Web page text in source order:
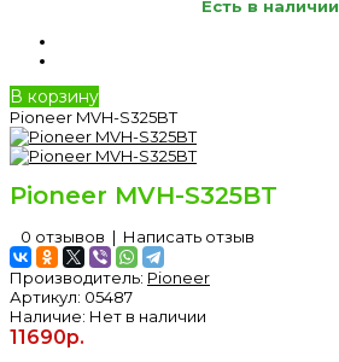
Есть в наличии
В корзину
Pioneer MVH-S325BT
Pioneer MVH-S325BT
0 отзывов | Написать отзыв
Производитель: Pioneer
Артикул: 05487
Наличие: Нет в наличии
11690р.